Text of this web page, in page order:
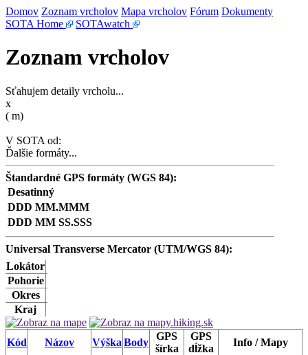
Domov Zoznam vrcholov Mapa vrcholov Fórum Dokumenty
SOTA Home
SOTAwatch
Zoznam vrcholov
Sťahujem detaily vrcholu...
x
( m)
V SOTA od:
Ďalšie formáty...
Štandardné GPS formáty (WGS 84):
Desatinný
DDD MM.MMM
DDD MM SS.SSS
Universal Transverse Mercator (UTM/WGS 84):
Lokátor
Pohorie
Okres
Kraj
Kód Názov Výška Body
GPS
šírka
GPS
dĺžka
Info / Mapy